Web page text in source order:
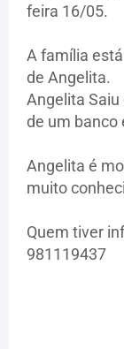
feira 16/05.
A família
de Angelita.
Angelita
de um banco
Angelita é
muito
Quem tiver
981119437